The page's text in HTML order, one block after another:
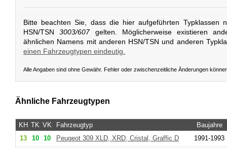
Bitte beachten Sie, dass die hier aufgeführten Typklassen
HSN/TSN3003/607gelten. Möglicherweise existieren
ähnlichen Namens mit anderen HSN/TSN und anderen
einen Fahrzeugtypen eindeutig.
Alle Angaben sind ohne Gewähr. Fehler oder zwischenzeitliche Änderungen
Ähnliche Fahrzeugtypen
KH TK VK Fahrzeugtyp
Baujahre
13
10 10 Peugeot 309 XLD, XRD, Cristal, Graffic D
1991-1993